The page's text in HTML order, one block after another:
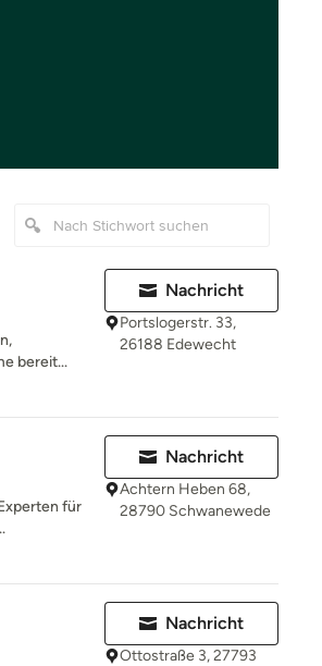
bereit...
Nachricht
Portslogerstr. 33,
26188 Edewecht
für
Nachricht
Achtern Heben 68,
28790 Schwanewede
Nachricht
Ottostraße 3, 27793